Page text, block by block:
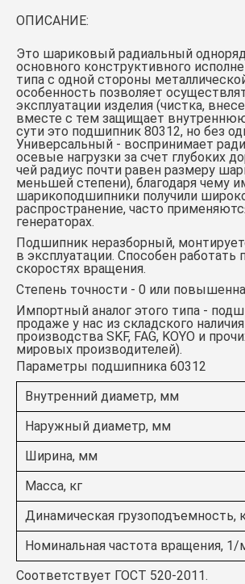
ОПИСАНИЕ:
Это шариковый радиальный
основного конструктивного
типа с одной стороны
особенность позволяет
эксплуатации изделия (чистка,
вместе с тем защищает
сути это подшипник 80312, но без
Универсальный - воспринимает
осевые нагрузки за счет глубоких
чей радиус почти равен размеру
меньшей степени), благодаря чему
шарикоподшипники получили
распространение, часто
генераторах.
Подшипник неразборный,
в эксплуатации. Способен работать
скоростях вращения.
Степень точности - 0 или
Импортный аналог этого типа -
продаже у нас из складского
производства SKF, FAG, KOYO и
мировых производителей).
Параметры подшипника 60312
Внутренний диаметр, мм
Наружный диаметр, мм
Ширина, мм
Масса, кг
Динамическая грузоподъемность,
Номинальная частота вращения, 1/
Соответствует ГОСТ 520-2011.